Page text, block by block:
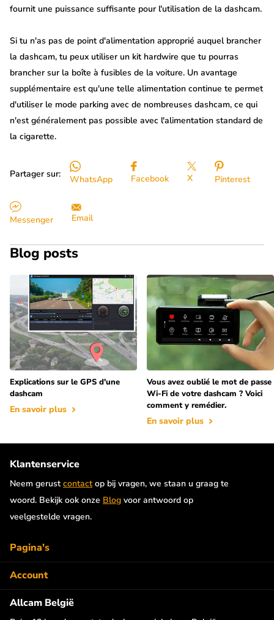
fournit une puissance suffisante pour l'utilisation de la dashcam.
Si tu n'as pas de point d'alimentation approprié auquel brancher
la dashcam, tu peux utiliser un kit hardwire que tu pourras
brancher sur la boîte à fusibles de la voiture. Un avantage
supplémentaire est qu'une telle alimentation continue te permet
d'utiliser le mode parking avec de nombreuses dashcam, ce qui
n'est généralement pas possible avec l'alimentation standard de
la cigarette.
Partager sur: WhatsApp Facebook X Pinterest
Messenger Email
Blog posts
Explications sur le GPS d'une
dashcam
En savoir plus
Vous avez oublié le mot de passe
Wi-Fi de votre dashcam ? Voici
comment y remédier.
En savoir plus
Klantenservice
Neem gerust contact op bij vragen, we staan u graag te
woord. Bekijk ook onze Blog voor antwoord op
veelgestelde vragen.
Pagina's
Account
Allcam België